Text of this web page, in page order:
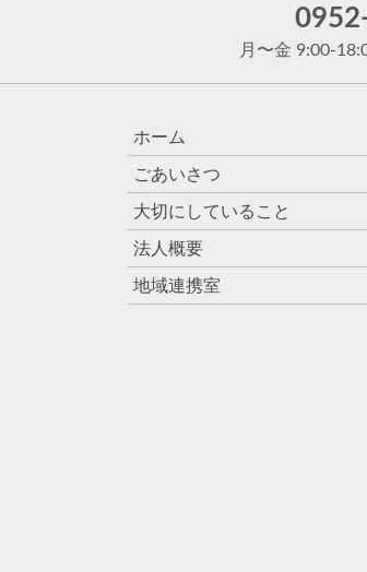
月〜金 9:00-
ホーム
ごあいさつ
大切にしていること
法人概要
地域連携室